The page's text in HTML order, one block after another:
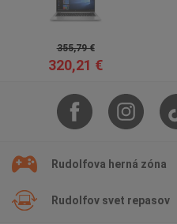
355,79 €
320,21 €
Rudolfova herná zóna
Rudolfov svet repasov